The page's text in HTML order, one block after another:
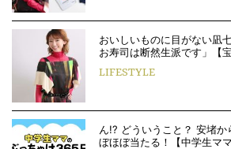
おいしいものに目がない凪
お寿司は断然生派です」【
LIFESTYLE
ん!? どういうこと？ 安堵か
ぼほぼ当たる！【中学生マ